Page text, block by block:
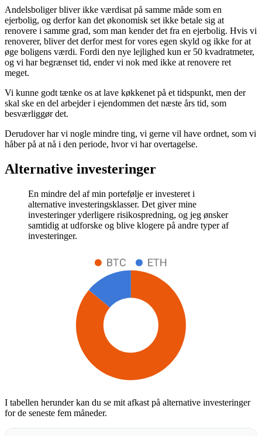
Andelsboliger bliver ikke værdisat på samme måde som en
ejerbolig, og derfor kan det økonomisk set ikke betale sig at
renovere i samme grad, som man kender det fra en ejerbolig. Hvis vi
renoverer, bliver det derfor mest for vores egen skyld og ikke for at
øge boligens værdi. Fordi den nye lejlighed kun er 50 kvadratmeter,
og vi har begrænset tid, ender vi nok med ikke at renovere ret
meget.
Vi kunne godt tænke os at lave køkkenet på et tidspunkt, men der
skal ske en del arbejder i ejendommen det næste års tid, som
besværliggør det.
Derudover har vi nogle mindre ting, vi gerne vil have ordnet, som vi
håber på at nå i den periode, hvor vi har overtagelse.
Alternative investeringer
En mindre del af min portefølje er investeret i
alternative investeringsklasser. Det giver mine
investeringer yderligere risikospredning, og jeg ønsker
samtidig at udforske og blive klogere på andre typer af
investeringer.
I tabellen herunder kan du se mit afkast på alternative investeringer
for de seneste fem måneder.